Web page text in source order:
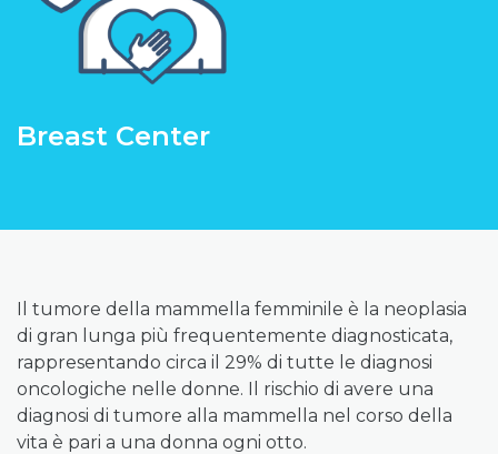
Breast Center
Il tumore della mammella femminile è la neoplasia
di gran lunga più frequentemente diagnosticata,
rappresentando circa il 29% di tutte le diagnosi
oncologiche nelle donne. Il rischio di avere una
diagnosi di tumore alla mammella nel corso della
vita è pari a una donna ogni otto.